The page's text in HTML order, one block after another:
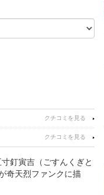
釘寅吉（ごすんくぎと
奇天烈ファンクに描